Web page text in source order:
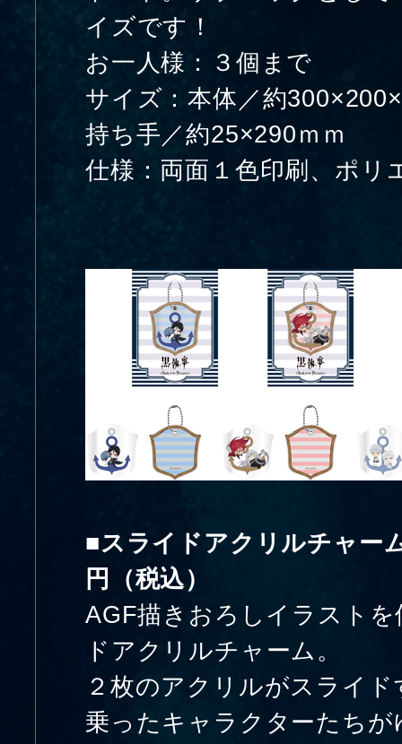
イズです！
お一人様：３個まで
サイズ：本体／約
持ち手／約25×290ｍｍ
仕様：両面１色印刷、ポリ
■スライドアクリルチ
円（税込）
AGF描きおろしイラスト
ドアクリルチャーム。
２枚のアクリルがスライ
乗ったキャラクターたち